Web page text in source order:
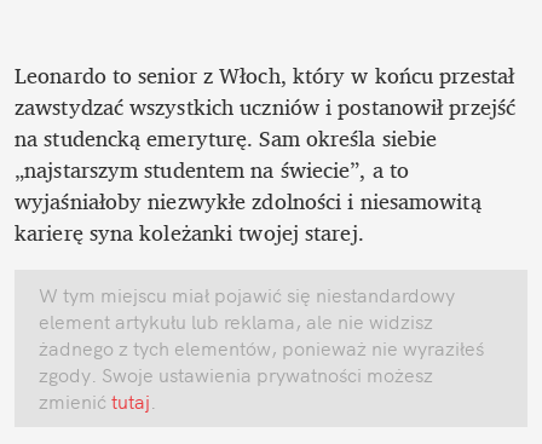
Leonardo to senior z Włoch, który w końcu przestał
zawstydzać wszystkich uczniów i postanowił przejść
na studencką emeryturę. Sam określa siebie
„najstarszym studentem na świecie”, a to
wyjaśniałoby niezwykłe zdolności i niesamowitą
karierę syna koleżanki twojej starej.
W tym miejscu miał pojawić się niestandardowy
element artykułu lub reklama, ale nie widzisz
żadnego z tych elementów, ponieważ nie wyraziłeś
zgody. Swoje ustawienia prywatności możesz
zmienić tutaj